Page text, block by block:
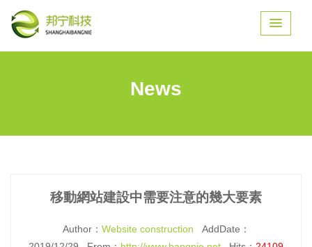
News
移動網站建設中需要注意的幾大要素
Author： Website construction AddDate：